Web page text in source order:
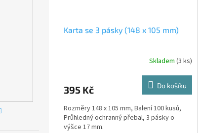
Karta se 3 pásky (148 x 105 mm)
Skladem (3 ks)
395 Kč Do košíku
Rozměry 148 x 105 mm, Balení 100 kusů,
Průhledný ochranný přebal, 3 pásky o
výšce 17 mm.